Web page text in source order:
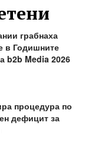
грабнаха
в Годишните
b2b Media 2026
процедура по
дефицит за